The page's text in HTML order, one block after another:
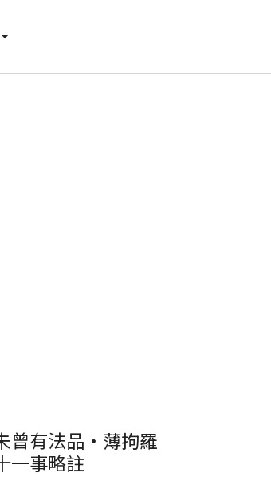
曾有法品‧薄拘羅
一事略註